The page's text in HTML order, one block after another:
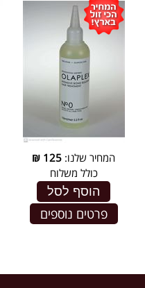
המחיר שלנו: 125
₪
כולל משלוח
הוסף לסל
פרטים נוספים